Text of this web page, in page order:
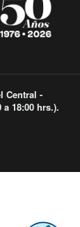
Central -
18:00 hrs.).